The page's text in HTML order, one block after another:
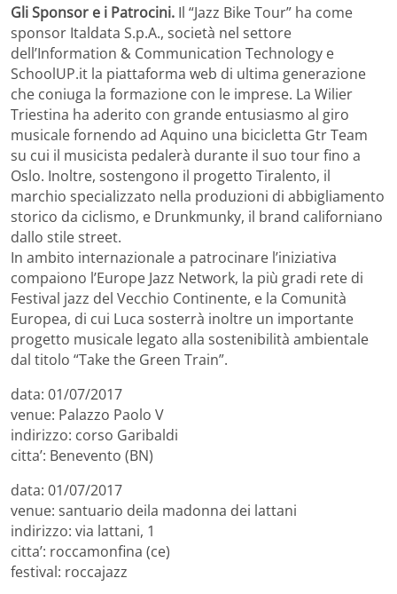
Gli Sponsor e i Patrocini. Il “Jazz Bike Tour” ha come
sponsor Italdata S.p.A., società nel settore
dell’Information & Communication Technology e
SchoolUP.it la piattaforma web di ultima generazione
che coniuga la formazione con le imprese. La Wilier
Triestina ha aderito con grande entusiasmo al giro
musicale fornendo ad Aquino una bicicletta Gtr Team
su cui il musicista pedalerà durante il suo tour fino a
Oslo. Inoltre, sostengono il progetto Tiralento, il
marchio specializzato nella produzioni di abbigliamento
storico da ciclismo, e Drunkmunky, il brand californiano
dallo stile street.
In ambito internazionale a patrocinare l’iniziativa
compaiono l’Europe Jazz Network, la più gradi rete di
Festival jazz del Vecchio Continente, e la Comunità
Europea, di cui Luca sosterrà inoltre un importante
progetto musicale legato alla sostenibilità ambientale
dal titolo “Take the Green Train”.
data: 01/07/2017
venue: Palazzo Paolo V
indirizzo: corso Garibaldi
citta’: Benevento (BN)
data: 01/07/2017
venue: santuario deila madonna dei lattani
indirizzo: via lattani, 1
citta’: roccamonfina (ce)
festival: roccajazz